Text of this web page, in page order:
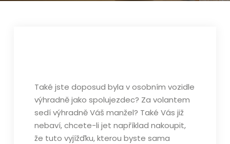
Také jste doposud byla v osobním vozidle
výhradně jako spolujezdec? Za volantem
sedí výhradně Váš manžel? Také Vás již
nebaví, chcete-li jet například nakoupit,
že tuto vyjížďku, kterou byste sama